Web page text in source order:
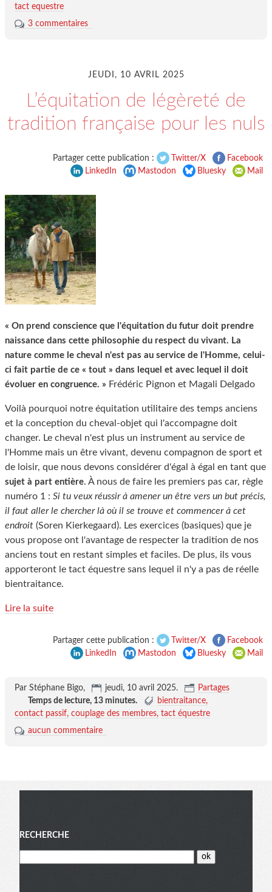
tact equestre
3 commentaires
JEUDI, 10 AVRIL 2025
L’équitation de légèreté de
tradition française pour les nuls
Partager cette publication : Twitter/X
Facebook
LinkedIn
Mastodon Bluesky Mail
« On prend conscience que l'équitation du futur doit prendre
naissance dans cette philosophie du respect du vivant. La
nature comme le cheval n'est pas au service de l'Homme, celui-
ci fait partie de ce « tout » dans lequel et avec lequel il doit
évoluer en congruence. » Frédéric Pignon et Magali Delgado
Voilà pourquoi notre équitation utilitaire des temps anciens
et la conception du cheval-objet qui l'accompagne doit
changer. Le cheval n'est plus un instrument au service de
l'Homme mais un être vivant, devenu compagnon de sport et
de loisir, que nous devons considérer d'égal à égal en tant que
sujet à part entière. À nous de faire les premiers pas car, règle
numéro 1 : Si tu veux réussir à amener un être vers un but précis,
il faut aller le chercher là où il se trouve et commencer à cet
endroit (Soren Kierkegaard). Les exercices (basiques) que je
vous propose ont l'avantage de respecter la tradition de nos
anciens tout en restant simples et faciles. De plus, ils vous
apporteront le tact équestre sans lequel il n'y a pas de réelle
bientraitance.
Lire la suite
Partager cette publication : Twitter/X
Facebook
LinkedIn
Mastodon Bluesky Mail
Par Stéphane Bigo, jeudi, 10 avril 2025.
Partages
Temps de lecture, 13 minutes.
bientraitance
contact passif couplage des membres tact équestre
aucun commentaire
Menu
RECHERCHE